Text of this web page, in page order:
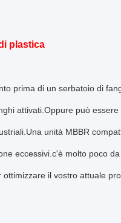
plastica
prima di un serbatoio di
attivati.Oppure può
Una unità MBBR
eccessivi.c'è molto poco
il vostro attuale